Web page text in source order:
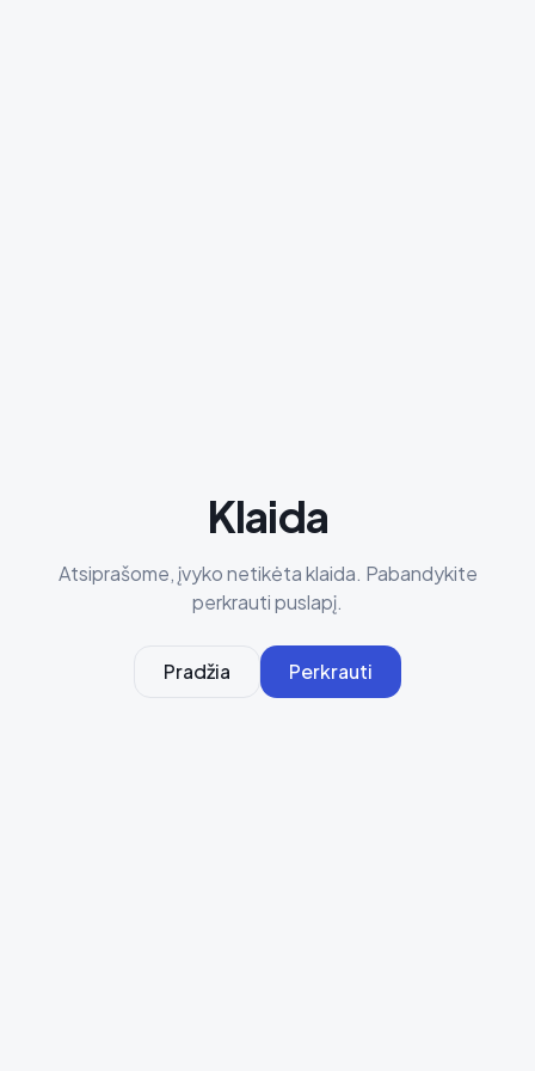
Klaida
Atsiprašome, įvyko netikėta klaida. Pabandykite
perkrauti puslapį.
Pradžia Perkrauti